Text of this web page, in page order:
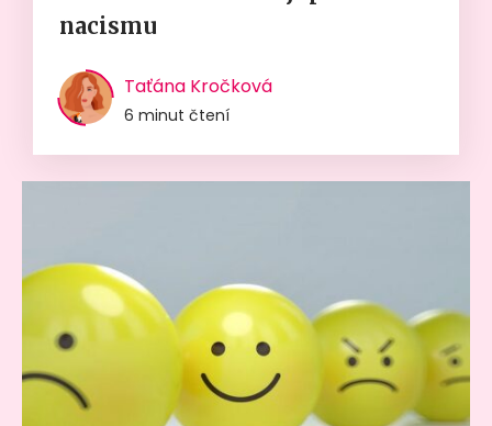
nacismu
Taťána Kročková
6 minut čtení